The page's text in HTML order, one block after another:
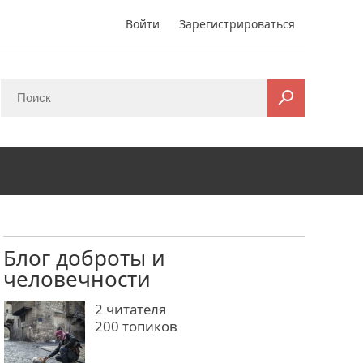
Войти Зарегистрироваться
Блог доброты и
человечности
2 читателя
200 топиков